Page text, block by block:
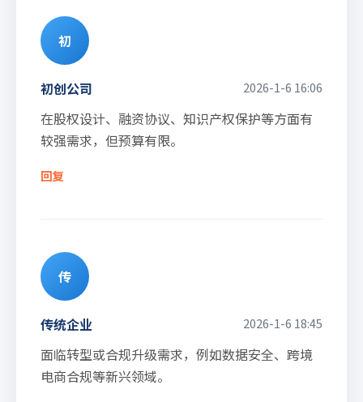
初
初创公司 2026-1-6 16:06
在股权设计、融资协议、知识产权保护等方面有
较强需求，但预算有限。
回复
传
传统企业 2026-1-6 18:45
面临转型或合规升级需求，例如数据安全、跨境
电商合规等新兴领域。